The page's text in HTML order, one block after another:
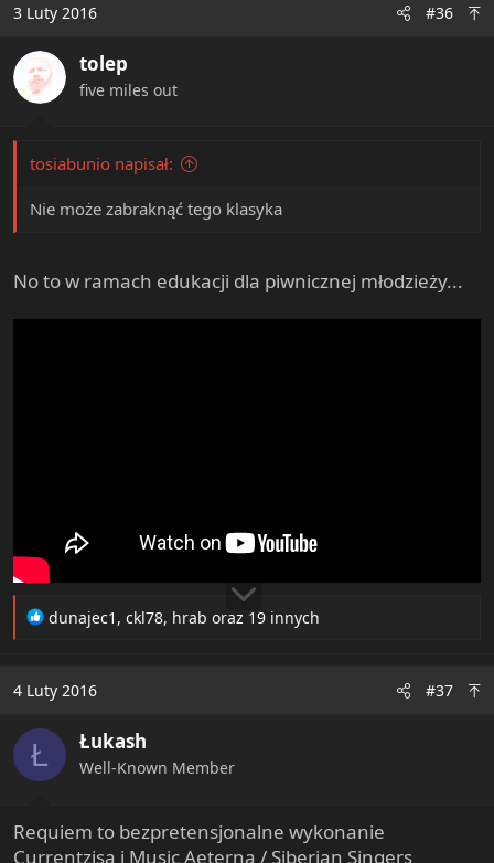
t
o
n
s
3 Luty 2016 #36
tolep
five miles out
tosiabunio napisał:
Nie może zabraknąć tego klasyka
No to w ramach edukacji dla piwnicznej młodzieży...
R
t
s
dunajec1 , ckl78, hrab oraz 19 innych
4 Luty 2016 #37
Ł Łukash
Well-Known Member
Requiem to bezpretensjonalne wykonanie
Currentzisa i Music Aeterna / Siberian Singers